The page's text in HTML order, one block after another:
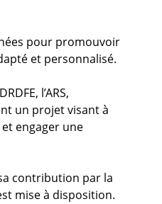
pour promouvoir
et personnalisé.
l’ARS,
un projet visant à
engager une
contribution par la
mise à disposition.